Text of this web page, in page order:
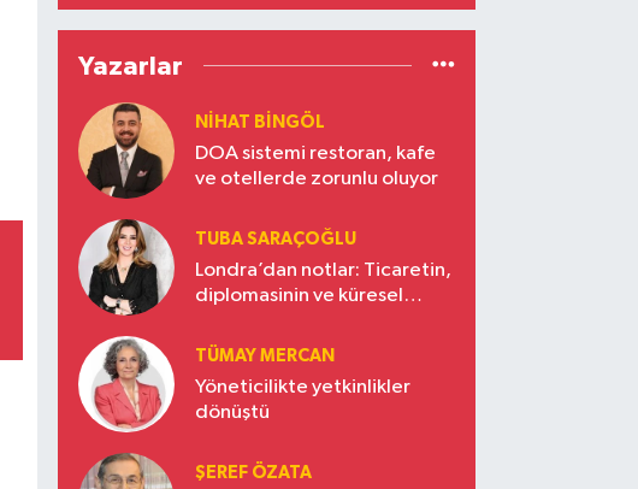
Eriyor
Yazarlar
NIHAT BINGÖL
DOA sistemi restoran, kafe
ve otellerde zorunlu oluyor
TUBA SARAÇOĞLU
Londra’dan notlar: Ticaretin,
diplomasinin ve küresel
Türkiye’nin yükselen gücü
TÜMAY MERCAN
Yöneticilikte yetkinlikler
dönüştü
ŞEREF ÖZATA